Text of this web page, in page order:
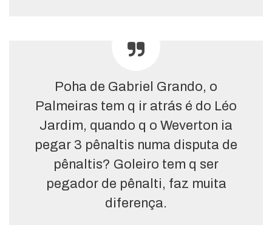
Poha de Gabriel Grando, o
Palmeiras tem q ir atrás é do Léo
Jardim, quando q o Weverton ia
pegar 3 pênaltis numa disputa de
pênaltis? Goleiro tem q ser
pegador de pênalti, faz muita
diferença.